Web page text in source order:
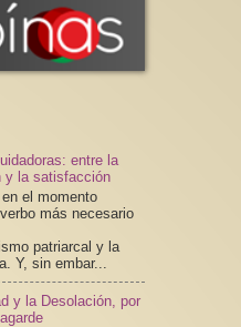
entre la
y la satisfacción
el momento
más necesario
patriarcal y la
Y, sin embar...
y la Desolación, por